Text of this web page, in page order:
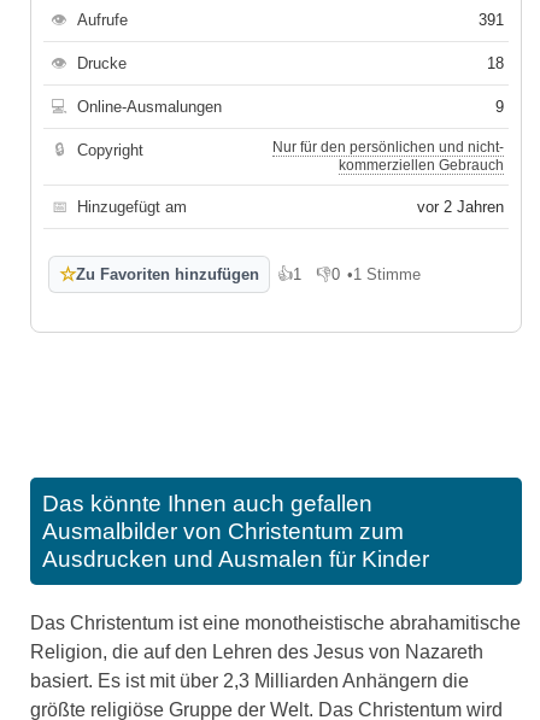
👁 Aufrufe 391
👁 Drucke 18
💻 Online-Ausmalungen 9
🔒 Copyright
Nur für den persönlichen und nicht-
kommerziellen Gebrauch
📅 Hinzugefügt am vor 2 Jahren
☆Zu Favoriten hinzufügen 👍1
Gefällt mir
👎0
Gefällt mir nicht
•1 Stimme
Das könnte Ihnen auch gefallen
Ausmalbilder von Christentum zum
Ausdrucken und Ausmalen für Kinder
Das Christentum ist eine monotheistische abrahamitische
Religion, die auf den Lehren des Jesus von Nazareth
basiert. Es ist mit über 2,3 Milliarden Anhängern die
größte religiöse Gruppe der Welt. Das Christentum wird